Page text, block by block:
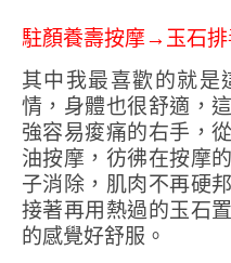
駐顏養壽按摩→玉石排
其中我最喜歡的就是
情，身體也很舒適，
強容易痠痛的右手，
油按摩，彷彿在按摩
子消除，肌肉不再硬
接著再用熱過的玉石
的感覺好舒服。